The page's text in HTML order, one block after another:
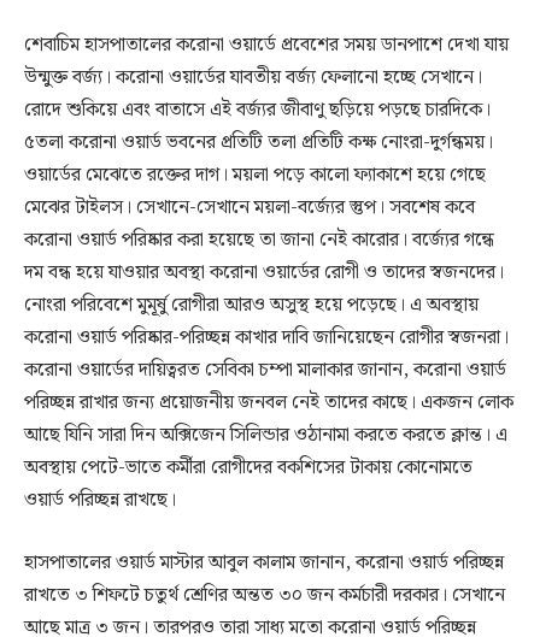
শেবাচিম হাসপাতালের করোনা ওয়ার্ডে প্রবেশের সময় ডানপাশে দেখা যায়
উন্মুক্ত বর্জ্য। করোনা ওয়ার্ডের যাবতীয় বর্জ্য ফেলানো হচ্ছে সেখানে।
রোদে শুকিয়ে এবং বাতাসে এই বর্জ্যর জীবাণু ছড়িয়ে পড়ছে চারদিকে।
৫তলা করোনা ওয়ার্ড ভবনের প্রতিটি তলা প্রতিটি কক্ষ নোংরা-দুর্গন্ধময়।
ওয়ার্ডের মেঝেতে রক্তের দাগ। ময়লা পড়ে কালো ফ্যাকাশে হয়ে গেছে
মেঝের টাইলস। সেখানে-সেখানে ময়লা-বর্জ্যের স্তুপ। সবশেষ কবে
করোনা ওয়ার্ড পরিষ্কার করা হয়েছে তা জানা নেই কারোর। বর্জ্যের গন্ধে
দম বন্ধ হয়ে যাওয়ার অবস্থা করোনা ওয়ার্ডের রোগী ও তাদের স্বজনদের।
নোংরা পরিবেশে মুমূর্ষু রোগীরা আরও অসুস্থ হয়ে পড়েছে। এ অবস্থায়
করোনা ওয়ার্ড পরিষ্কার-পরিচ্ছন্ন কাখার দাবি জানিয়েছেন রোগীর স্বজনরা।
করোনা ওয়ার্ডের দায়িত্বরত সেবিকা চম্পা মালাকার জানান, করোনা ওয়ার্ড
পরিচ্ছন্ন রাখার জন্য প্রয়োজনীয় জনবল নেই তাদের কাছে। একজন লোক
আছে যিনি সারা দিন অক্সিজেন সিলিন্ডার ওঠানামা করতে করতে ক্লান্ত। এ
অবস্থায় পেটে-ভাতে কর্মীরা রোগীদের বকশিসের টাকায় কোনোমতে
ওয়ার্ড পরিচ্ছন্ন রাখছে।
হাসপাতালের ওয়ার্ড মাস্টার আবুল কালাম জানান, করোনা ওয়ার্ড পরিচ্ছন্ন
রাখতে ৩ শিফটে চতুর্থ শ্রেণির অন্তত ৩০ জন কর্মচারী দরকার। সেখানে
আছে মাত্র ৩ জন। তারপরও তারা সাধ্য মতো করোনা ওয়ার্ড পরিচ্ছন্ন